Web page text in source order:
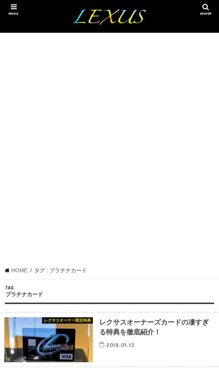
search
menu
HOME タグ : プラチナカード
TAG
プラチナカード
レクサスオーナー限定特典
レクサスオーナーズカードの凄すぎ
る特典を徹底紹介！
2018.01.13